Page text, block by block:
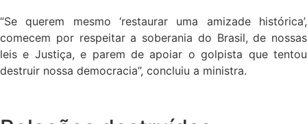
“Se querem mesmo ‘restaurar uma amizade histórica’,
comecem por respeitar a soberania do Brasil, de nossas
leis e Justiça, e parem de apoiar o golpista que tentou
destruir nossa democracia”, concluiu a ministra.